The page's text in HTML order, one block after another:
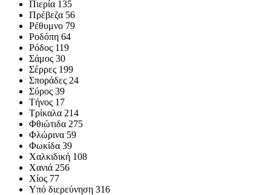
Πιερία 135
Πρέβεζα 56
Ρέθυμνο 79
Ροδόπη 64
Ρόδος 119
Σάμος 30
Σέρρες 199
Σποράδες 24
Σύρος 39
Τήνος 17
Τρίκαλα 214
Φθιώτιδα 275
Φλώρινα 59
Φωκίδα 39
Χαλκιδική 108
Χανιά 256
Χίος 77
Υπό διερεύνηση 316